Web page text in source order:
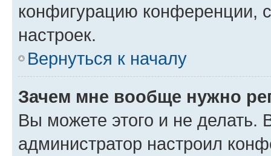
конфигурацию конференции,
настроек.
Вернуться к началу
Зачем мне вообще нужно
Вы можете этого и не делать.
администратор настроил